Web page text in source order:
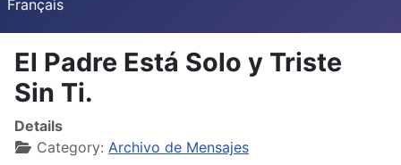
Français
El Padre Está Solo y Triste
Sin Ti.
Details
Category: Archivo de Mensajes